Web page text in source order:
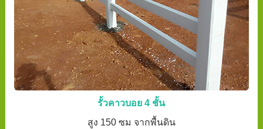
รั้วคาวบอย 4 ชั้น
สูง 150 ซม จากพื้นดิน